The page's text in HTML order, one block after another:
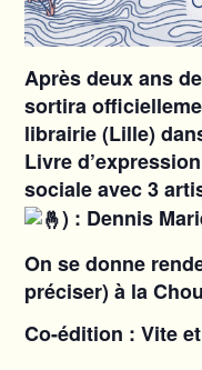
Après deux ans
sortira
librairie (Lille)
Livre
sociale avec 3
) : Dennis
On se donne
préciser) à la
Co-édition : Vite